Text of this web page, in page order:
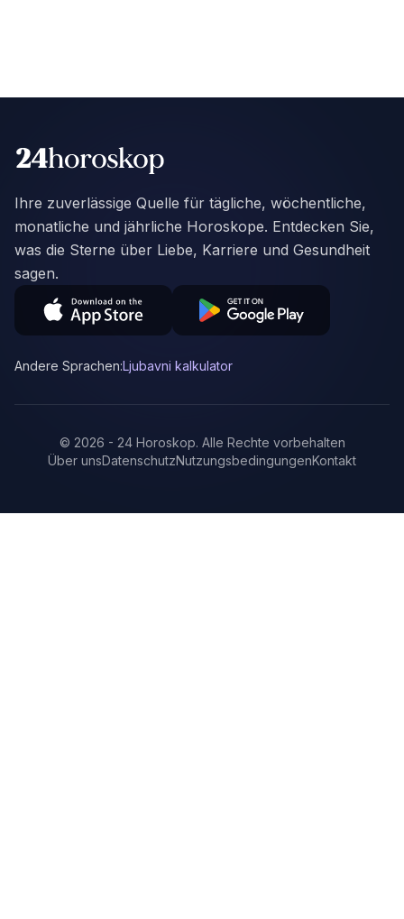
Ihre zuverlässige Quelle für tägliche, wöchentliche,
monatliche und jährliche Horoskope. Entdecken Sie,
was die Sterne über Liebe, Karriere und Gesundheit
sagen.
Andere Sprachen:Ljubavni kalkulator
© 2026 - 24 Horoskop. Alle Rechte vorbehalten
Über unsDatenschutzNutzungsbedingungenKontakt